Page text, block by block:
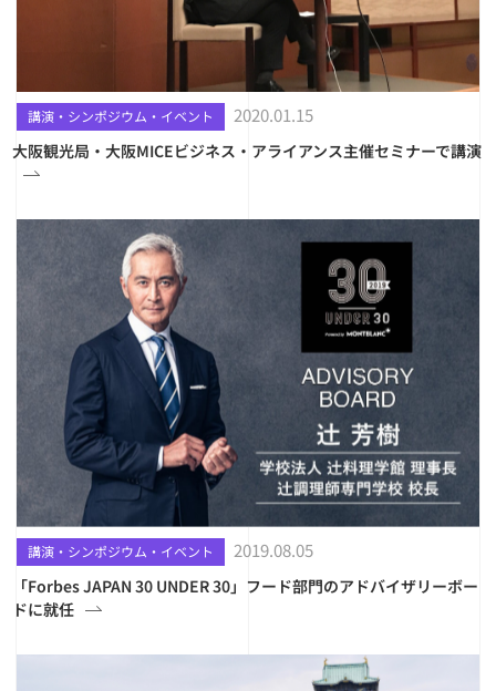
講演・シンポジウム・イベント 2020.01.15
大阪観光局・大阪MICEビジネス・アライアンス主催セミナーで講演
講演・シンポジウム・イベント 2019.08.05
「Forbes JAPAN 30 UNDER 30」フード部門のアドバイザリーボー
ドに就任